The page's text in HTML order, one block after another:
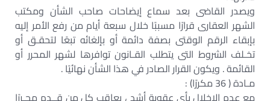
ويصدر القاضى بعد سماع إيضاحات صاحب الشأن ومكتب
الشهر العقارى قرارًا مسببًا خلال سبعة أيام من رفع الأمر إليه
بإبقاء الرقم الوقتى بصفة دائمة أو بإلغائه تبعًا لتحقـق أو
تخـلف الشروط التى يتطلب القـانون توافرها لشهر المحرر أو
القائمة . ويكون القرار الصادر في هذا الشأن نهائيًا .
مـادة ( 36 مكررًا) :
مع عدم الإخلال بأى عقوبة أشد ، يعاقب كل من قــدم محـررًا